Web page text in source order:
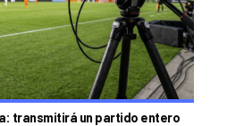
transmitirá un partido entero